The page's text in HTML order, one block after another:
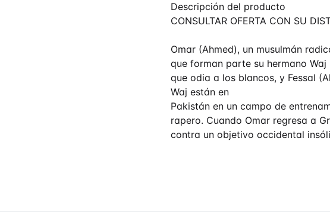
Descripción del producto
CONSULTAR OFERTA CON SU
Omar (Ahmed), un musulmán
que forman parte su hermano
que odia a los blancos, y Fessal
Waj están en
Pakistán en un campo de
rapero. Cuando Omar regresa a
contra un objetivo occidental